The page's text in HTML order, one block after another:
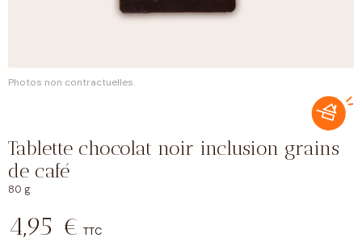
Photos non contractuelles.
Tablette chocolat noir inclusion grains
de café
80 g
4,95 € TTC